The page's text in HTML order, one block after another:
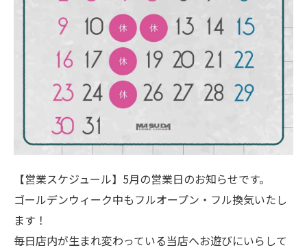
【営業スケジュール】5月の営業日のお知らせです。
ゴールデンウィーク中もフルオープン・フル換気いたし
ます！
毎日店内が生まれ変わっている当店へお遊びにいらして